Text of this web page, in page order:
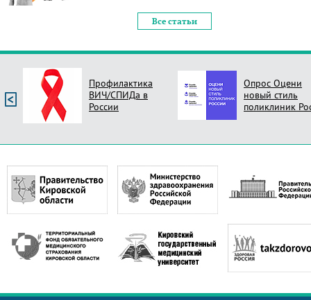
Все статьи
Профилактика
ВИЧ/СПИДа в
России
Опрос Оцени
новый стиль
поликлиник